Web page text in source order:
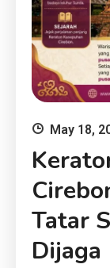
May 18,
Tatar
Dijaga